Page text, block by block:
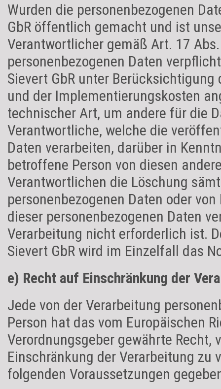
Wurden die personenbezogenen
GbR öffentlich gemacht und ist
Verantwortlicher gemäß Art. 17
personenbezogenen Daten
Sievert GbR unter
und der Implementierungskosten
technischer Art, um andere für die
Verantwortliche, welche die
Daten verarbeiten, darüber in
betroffene Person von diesen
Verantwortlichen die Löschung
personenbezogenen Daten oder
dieser personenbezogenen Daten
Verarbeitung nicht erforderlich ist.
Sievert GbR wird im Einzelfall das
e) Recht auf Einschränkung der
Jede von der Verarbeitung
Person hat das vom Europäischen
Verordnungsgeber gewährte Recht,
Einschränkung der Verarbeitung zu
folgenden Voraussetzungen